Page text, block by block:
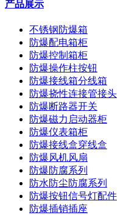
产品展示
不锈钢防爆箱
防爆配电箱柜
防爆控制箱柜
防爆操作柱按钮
防爆接线箱分线箱
防爆挠性连接管接头
防爆断路器开关
防爆磁力启动器柜
防爆仪表箱柜
防爆接线盒穿线盒
防爆风机风扇
防爆防腐系列
防水防尘防腐系列
防爆按钮信号灯配件
防爆插销插座